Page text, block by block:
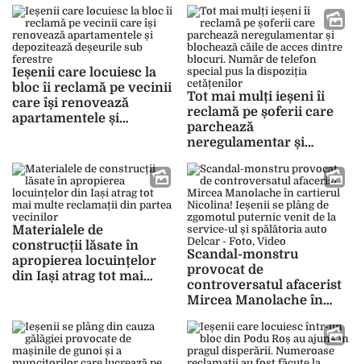
în piață, se vind caș și
brânză printre utilaje –
FOTO
Angajații sunt urmăriți
de superiori cu referate
și amenințări – FOTO
Ieșenii care locuiesc la
bloc îi reclamă pe vecinii
care își renovează
apartamentele și
Tot mai mulți ieșeni îi
reclamă pe șoferii care
parchează
neregulamentar și
dintre blocuri. Număr de
telefon special pus la
dispoziția cetățenilor
Materialele de
construcții lăsate în
apropierea locuințelor
din Iași atrag tot mai
Scandal-monstru
provocat de
controversatul afacerist
Mircea Manolache în
Ieșenii se plâng de
zgomotul puternic venit